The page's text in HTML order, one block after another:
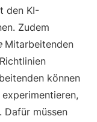
den KI-
Zudem
Mitarbeitenden
können
Dafür müssen